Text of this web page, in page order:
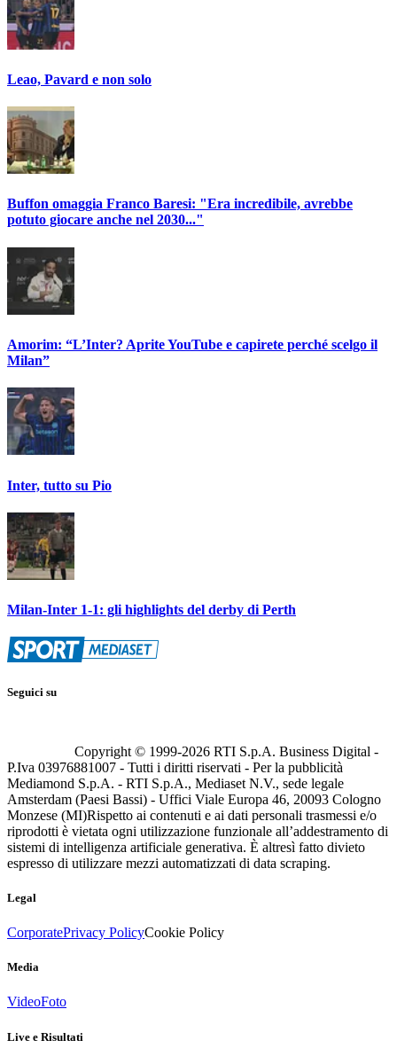
Leao, Pavard e non solo
Buffon omaggia Franco Baresi: "Era incredibile, avrebbe
potuto giocare anche nel 2030..."
Amorim: “L’Inter? Aprite YouTube e capirete perché scelgo il
Milan”
Inter, tutto su Pio
Milan-Inter 1-1: gli highlights del derby di Perth
Seguici su
Copyright © 1999-2026 RTI S.p.A. Business Digital -
P.Iva 03976881007 - Tutti i diritti riservati - Per la pubblicità
Mediamond S.p.A. - RTI S.p.A., Mediaset N.V., sede legale
Amsterdam (Paesi Bassi) - Uffici Viale Europa 46, 20093 Cologno
Monzese (MI)Rispetto ai contenuti e ai dati personali trasmessi e/o
riprodotti è vietata ogni utilizzazione funzionale all’addestramento di
sistemi di intelligenza artificiale generativa. È altresì fatto divieto
espresso di utilizzare mezzi automatizzati di data scraping.
Legal
CorporatePrivacy PolicyCookie Policy
Media
VideoFoto
Live e Risultati